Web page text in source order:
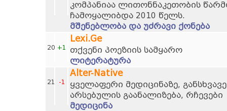
კომპანიაა ლითონნაკეთობის
ჩამოყალიბდა 2010 წელს.
მშენებლობა და უძრავი ქონება
20 +1
Lexi.Ge
თქვენი პოეზიის სამყარო
ლიტერატურა
21 -1
Alter-Native
ყველაფერი მედიცინაზე,
არსებულის გაანალიზება, რჩევები
მედიცინა